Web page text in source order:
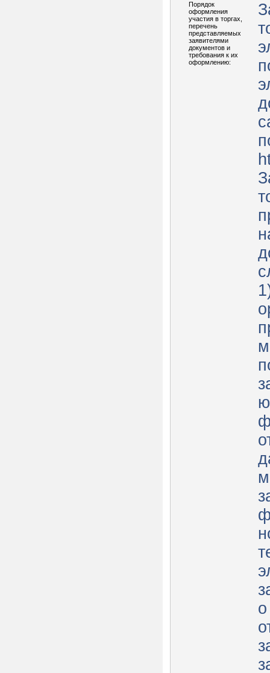
Порядок
оформления
участия в торгах,
перечень
представляемых
заявителями
документов и
требования к их
оформлению: